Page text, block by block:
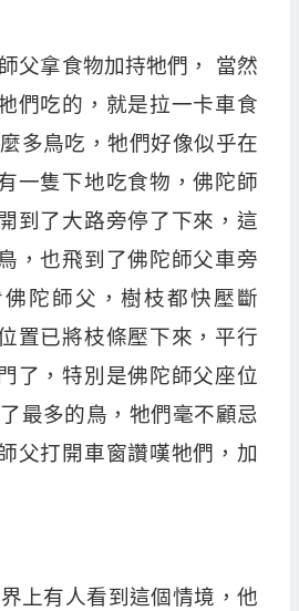
拿食物加持牠們， 當然
們吃的，就是拉一卡車食
多鳥吃，牠們好像似乎在
一隻下地吃食物，佛陀師
到了大路旁停了下來，這
，也飛到了佛陀師父車旁
陀師父，樹枝都快壓斷
置已將枝條壓下來，平行
了，特別是佛陀師父座位
最多的鳥，牠們毫不顧忌
父打開車窗讚嘆牠們，加
有人看到這個情境，他